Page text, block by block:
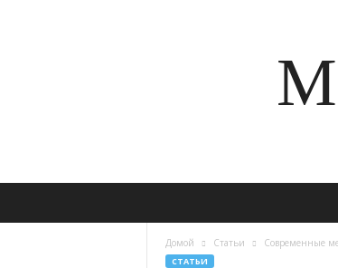
Домой Статьи Современные
СТАТЬИ